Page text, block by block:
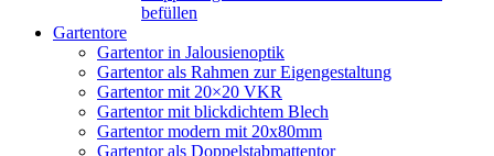
befüllen
Gartentore
Gartentor in Jalousienoptik
Gartentor als Rahmen zur Eigengestaltung
Gartentor mit 20×20 VKR
Gartentor mit blickdichtem Blech
Gartentor modern mit 20x80mm
Gartentor als Doppelstabmattentor